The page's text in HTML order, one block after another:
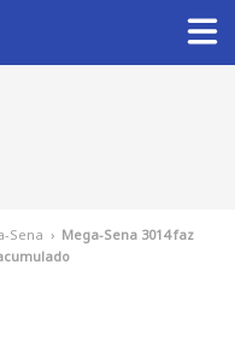
Sena › Mega-Sena 3014 faz